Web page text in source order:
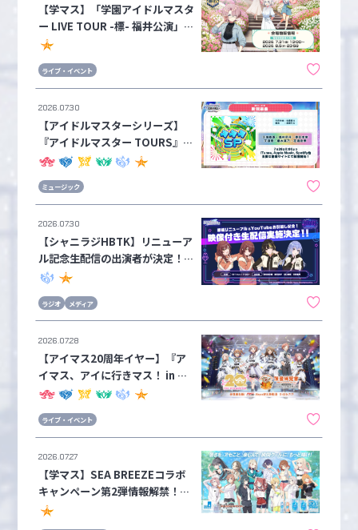
【学マス】「学園アイドルマスタ
ー LIVE TOUR -標- 福井公演」
現地会場物販の実施が決定！整理
受付開始！
ライブ・イベント
【アイドルマスターシリーズ】
『アイドルマスター TOURS』新
曲「→→→SP」が配信中！
ミュージック
2026.07.30
【シャニラジHBTK】リニューア
ル記念生配信の出演者が決定！生
配信は8月1日（土）17:00~ 配信
ラジオ メディア
2026.07.30
【アイマス20周年イヤー】『ア
イマス、アイに行きマス！ in 台
湾漫画博覧会』イベントレポート
ライブ・イベント
2026.07.28
【学マス】SEA BREEZEコラボ
キャンペーン第2弾情報解禁！
「瞬間クールに、もっと輝け！」
2026.07.27